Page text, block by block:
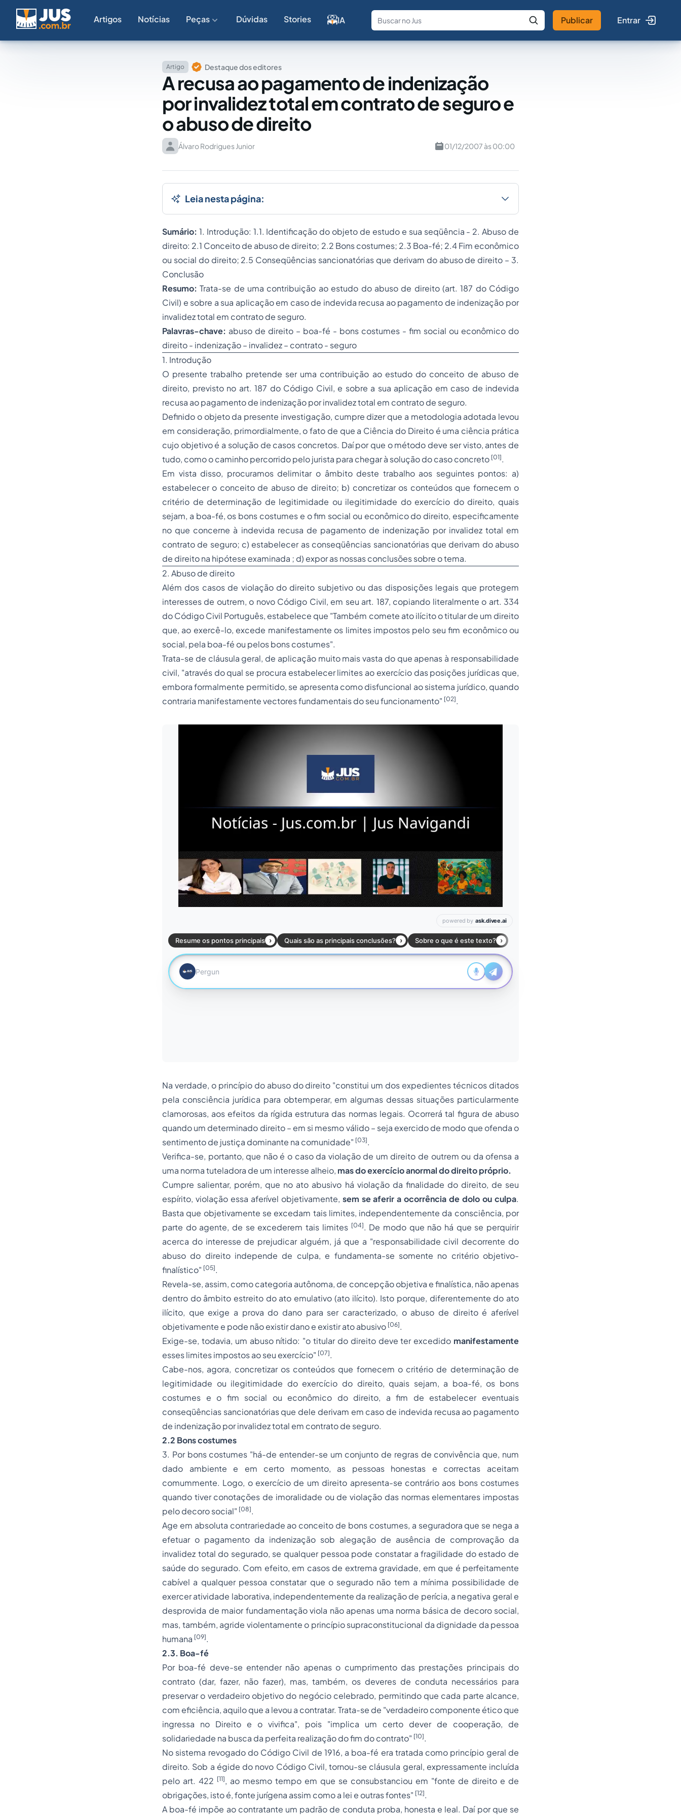
Artigos Notícias Peças Dúvidas Stories IA
Fale com a IA Buscar no Jus
Publicar Entrar
Artigo Destaque dos editores
A recusa ao pagamento de indenização
por invalidez total em contrato de seguro e
o abuso de direito
Álvaro Rodrigues Junior 01/12/2007 às 00:00
Leia nesta página:
Sumário: 1. Introdução: 1.1. Identificação do objeto de estudo e sua seqüência - 2. Abuso de
direito: 2.1 Conceito de abuso de direito; 2.2 Bons costumes; 2.3 Boa-fé; 2.4 Fim econômico
ou social do direito; 2.5 Conseqüências sancionatórias que derivam do abuso de direito – 3.
Conclusão
Resumo: Trata-se de uma contribuição ao estudo do abuso de direito (art. 187 do Código
Civil) e sobre a sua aplicação em caso de indevida recusa ao pagamento de indenização por
invalidez total em contrato de seguro.
Palavras-chave: abuso de direito – boa-fé - bons costumes - fim social ou econômico do
direito - indenização – invalidez – contrato - seguro
1. Introdução
O presente trabalho pretende ser uma contribuição ao estudo do conceito de abuso de
direito, previsto no art. 187 do Código Civil, e sobre a sua aplicação em caso de indevida
recusa ao pagamento de indenização por invalidez total em contrato de seguro.
Definido o objeto da presente investigação, cumpre dizer que a metodologia adotada levou
em consideração, primordialmente, o fato de que a Ciência do Direito é uma ciência prática
cujo objetivo é a solução de casos concretos. Daí por que o método deve ser visto, antes de
tudo, como o caminho percorrido pelo jurista para chegar à solução do caso concreto [01].
Em vista disso, procuramos delimitar o âmbito deste trabalho aos seguintes pontos: a)
estabelecer o conceito de abuso de direito; b) concretizar os conteúdos que fornecem o
critério de determinação de legitimidade ou ilegitimidade do exercício do direito, quais
sejam, a boa-fé, os bons costumes e o fim social ou econômico do direito, especificamente
no que concerne à indevida recusa de pagamento de indenização por invalidez total em
contrato de seguro; c) estabelecer as conseqüências sancionatórias que derivam do abuso
de direito na hipótese examinada ; d) expor as nossas conclusões sobre o tema.
2. Abuso de direito
Além dos casos de violação do direito subjetivo ou das disposições legais que protegem
interesses de outrem, o novo Código Civil, em seu art. 187, copiando literalmente o art. 334
do Código Civil Português, estabelece que "Também comete ato ilícito o titular de um direito
que, ao exercê-lo, excede manifestamente os limites impostos pelo seu fim econômico ou
social, pela boa-fé ou pelos bons costumes".
Trata-se de cláusula geral, de aplicação muito mais vasta do que apenas à responsabilidade
civil, "através do qual se procura estabelecer limites ao exercício das posições jurídicas que,
embora formalmente permitido, se apresenta como disfuncional ao sistema jurídico, quando
contraria manifestamente vectores fundamentais do seu funcionamento" [02].
Na verdade, o princípio do abuso do direito "constitui um dos expedientes técnicos ditados
pela consciência jurídica para obtemperar, em algumas dessas situações particularmente
clamorosas, aos efeitos da rígida estrutura das normas legais. Ocorrerá tal figura de abuso
quando um determinado direito – em si mesmo válido – seja exercido de modo que ofenda o
sentimento de justiça dominante na comunidade" [03].
Verifica-se, portanto, que não é o caso da violação de um direito de outrem ou da ofensa a
uma norma tuteladora de um interesse alheio, mas do exercício anormal do direito próprio.
Cumpre salientar, porém, que no ato abusivo há violação da finalidade do direito, de seu
espírito, violação essa aferível objetivamente, sem se aferir a ocorrência de dolo ou culpa.
Basta que objetivamente se excedam tais limites, independentemente da consciência, por
parte do agente, de se excederem tais limites [04]. De modo que não há que se perquirir
acerca do interesse de prejudicar alguém, já que a "responsabilidade civil decorrente do
abuso do direito independe de culpa, e fundamenta-se somente no critério objetivo-
finalístico" [05].
Revela-se, assim, como categoria autônoma, de concepção objetiva e finalística, não apenas
dentro do âmbito estreito do ato emulativo (ato ilícito). Isto porque, diferentemente do ato
ilícito, que exige a prova do dano para ser caracterizado, o abuso de direito é aferível
objetivamente e pode não existir dano e existir ato abusivo [06].
Exige-se, todavia, um abuso nítido: "o titular do direito deve ter excedido manifestamente
esses limites impostos ao seu exercício" [07].
Cabe-nos, agora, concretizar os conteúdos que fornecem o critério de determinação de
legitimidade ou ilegitimidade do exercício do direito, quais sejam, a boa-fé, os bons
costumes e o fim social ou econômico do direito, a fim de estabelecer eventuais
conseqüências sancionatórias que dele derivam em caso de indevida recusa ao pagamento
de indenização por invalidez total em contrato de seguro.
2.2 Bons costumes
3. Por bons costumes "há-de entender-se um conjunto de regras de convivência que, num
dado ambiente e em certo momento, as pessoas honestas e correctas aceitam
comummente. Logo, o exercício de um direito apresenta-se contrário aos bons costumes
quando tiver conotações de imoralidade ou de violação das normas elementares impostas
pelo decoro social" [08].
Age em absoluta contrariedade ao conceito de bons costumes, a seguradora que se nega a
efetuar o pagamento da indenização sob alegação de ausência de comprovação da
invalidez total do segurado, se qualquer pessoa pode constatar a fragilidade do estado de
saúde do segurado. Com efeito, em casos de extrema gravidade, em que é perfeitamente
cabível a qualquer pessoa constatar que o segurado não tem a mínima possibilidade de
exercer atividade laborativa, independentemente da realização de perícia, a negativa geral e
desprovida de maior fundamentação viola não apenas uma norma básica de decoro social,
mas, também, agride violentamente o princípio supraconstitucional da dignidade da pessoa
humana [09].
2.3. Boa-fé
Por boa-fé deve-se entender não apenas o cumprimento das prestações principais do
contrato (dar, fazer, não fazer), mas, também, os deveres de conduta necessários para
preservar o verdadeiro objetivo do negócio celebrado, permitindo que cada parte alcance,
com eficiência, aquilo que a levou a contratar. Trata-se de "verdadeiro componente ético que
ingressa no Direito e o vivifica", pois "implica um certo dever de cooperação, de
solidariedade na busca da perfeita realização do fim do contrato" [10].
No sistema revogado do Código Civil de 1916, a boa-fé era tratada como princípio geral de
direito. Sob a égide do novo Código Civil, tornou-se cláusula geral, expressamente incluída
pelo art. 422 [11], ao mesmo tempo em que se consubstanciou em "fonte de direito e de
obrigações, isto é, fonte jurígena assim como a lei e outras fontes" [12].
A boa-fé impõe ao contratante um padrão de conduta proba, honesta e leal. Daí por que se